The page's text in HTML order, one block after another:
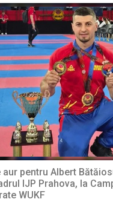
aur pentru Albert
IJP Prahova, la
WUKF